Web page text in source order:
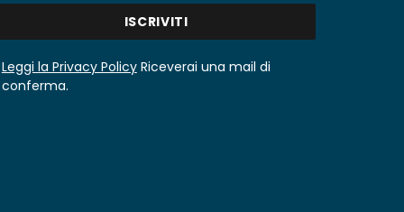
Leggi la Privacy PolicyRiceverai una mail di
conferma.